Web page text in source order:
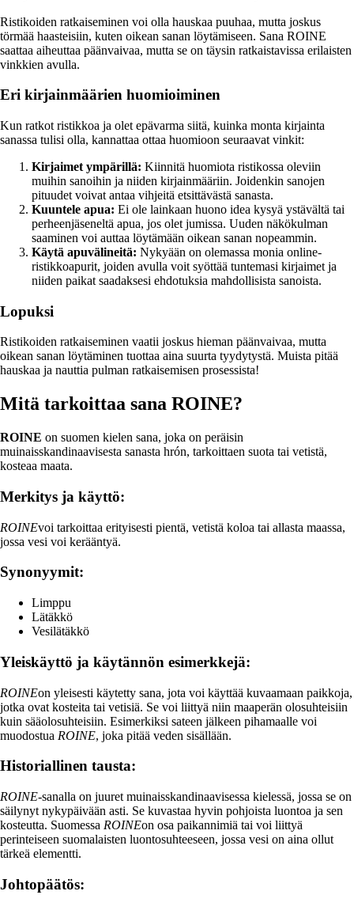
Ristikoiden ratkaiseminen voi olla hauskaa puuhaa, mutta joskus
törmää haasteisiin, kuten oikean sanan löytämiseen. Sana ROINE
saattaa aiheuttaa päänvaivaa, mutta se on täysin ratkaistavissa erilaisten
vinkkien avulla.
Eri kirjainmäärien huomioiminen
Kun ratkot ristikkoa ja olet epävarma siitä, kuinka monta kirjainta
sanassa tulisi olla, kannattaa ottaa huomioon seuraavat vinkit:
Kirjaimet ympärillä: Kiinnitä huomiota ristikossa oleviin
muihin sanoihin ja niiden kirjainmääriin. Joidenkin sanojen
pituudet voivat antaa vihjeitä etsittävästä sanasta.
Kuuntele apua: Ei ole lainkaan huono idea kysyä ystävältä tai
perheenjäseneltä apua, jos olet jumissa. Uuden näkökulman
saaminen voi auttaa löytämään oikean sanan nopeammin.
Käytä apuvälineitä: Nykyään on olemassa monia online-
ristikkoapurit, joiden avulla voit syöttää tuntemasi kirjaimet ja
niiden paikat saadaksesi ehdotuksia mahdollisista sanoista.
Lopuksi
Ristikoiden ratkaiseminen vaatii joskus hieman päänvaivaa, mutta
oikean sanan löytäminen tuottaa aina suurta tyydytystä. Muista pitää
hauskaa ja nauttia pulman ratkaisemisen prosessista!
Mitä tarkoittaa sana ROINE?
ROINE on suomen kielen sana, joka on peräisin
muinaisskandinaavisesta sanasta hrón, tarkoittaen suota tai vetistä,
kosteaa maata.
Merkitys ja käyttö:
ROINEvoi tarkoittaa erityisesti pientä, vetistä koloa tai allasta maassa,
jossa vesi voi kerääntyä.
Synonyymit:
Limppu
Lätäkkö
Vesilätäkkö
Yleiskäyttö ja käytännön esimerkkejä:
ROINEon yleisesti käytetty sana, jota voi käyttää kuvaamaan paikkoja,
jotka ovat kosteita tai vetisiä. Se voi liittyä niin maaperän olosuhteisiin
kuin sääolosuhteisiin. Esimerkiksi sateen jälkeen pihamaalle voi
muodostua ROINE, joka pitää veden sisällään.
Historiallinen tausta:
ROINE-sanalla on juuret muinaisskandinaavisessa kielessä, jossa se on
säilynyt nykypäivään asti. Se kuvastaa hyvin pohjoista luontoa ja sen
kosteutta. Suomessa ROINEon osa paikannimiä tai voi liittyä
perinteiseen suomalaisten luontosuhteeseen, jossa vesi on aina ollut
tärkeä elementti.
Johtopäätös: